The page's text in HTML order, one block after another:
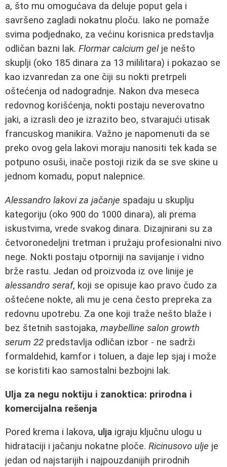
a, što mu omogućava da deluje poput gela i
savršeno zagladi nokatnu ploču. Iako ne pomaže
svima podjednako, za većinu korisnica predstavlja
odličan bazni lak. Flormar calcium gelje nešto
skuplji (oko 185 dinara za 13 mililitara) i pokazao se
kao izvanredan za one čiji su nokti pretrpeli
oštećenja od nadogradnje. Nakon dva meseca
redovnog korišćenja, nokti postaju neverovatno
jaki, a izrasli deo je izrazito beo, stvarajući utisak
francuskog manikira. Važno je napomenuti da se
preko ovog gela lakovi moraju nanositi tek kada se
potpuno osuši, inače postoji rizik da se sve skine u
jednom komadu, poput nalepnice.
Alessandro lakovi za jačanje spadaju u skuplju
kategoriju (oko 900 do 1000 dinara), ali prema
iskustvima, vrede svakog dinara. Dizajnirani su za
četvoronedeljni tretman i pružaju profesionalni nivo
nege. Nokti postaju otporniji na savijanje i vidno
brže rastu. Jedan od proizvoda iz ove linije je
alessandro seraf, koji se opisuje kao pravo čudo za
oštećene nokte, ali mu je cena često prepreka za
redovnu upotrebu. Za one koji traže nešto blaže i
bez štetnih sastojaka, maybelline salon growth
serum 22 predstavlja odličan izbor - ne sadrži
formaldehid, kamfor i toluen, a daje lep sjaj i može
se koristiti kao samostalni bezbojni lak.
Ulja za negu noktiju i zanoktica: prirodna i
komercijalna rešenja
Pored krema i lakova, ulja igraju ključnu ulogu u
hidrataciji i jačanju nokatne ploče. Ricinusovo ulje je
jedan od najstarijih i najpouzdanijih prirodnih